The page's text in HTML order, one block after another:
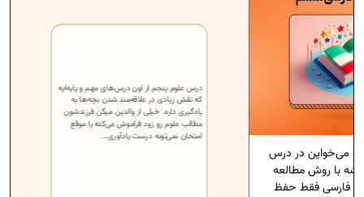
در درس
روش مطالعه
فقط حفظ